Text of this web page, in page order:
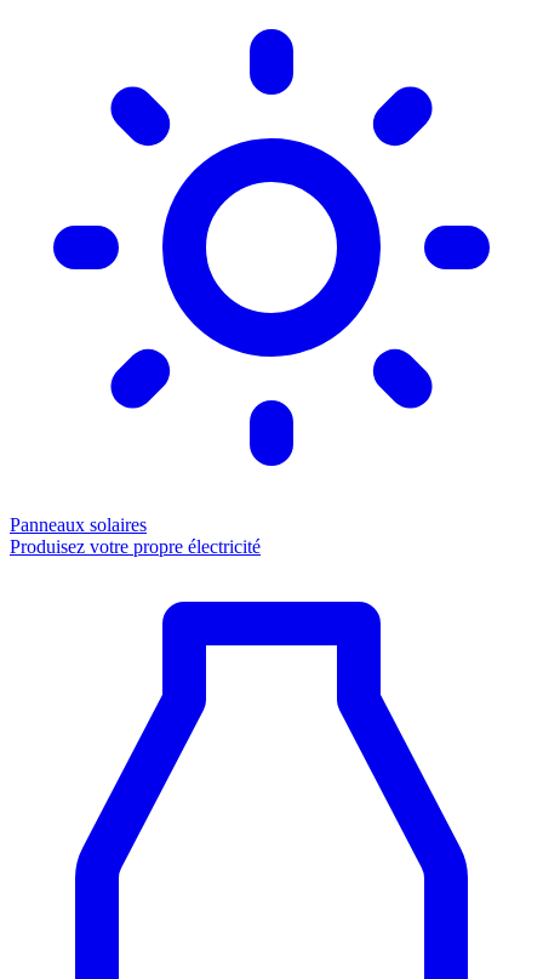
Panneaux solaires
Produisez votre propre électricité